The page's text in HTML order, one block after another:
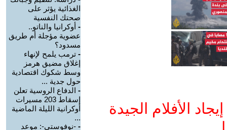
الأفلام الجيدة
الغذائية يؤثر على
صحتك النفسية
- أوكرانيا والناتو..
عضوية مؤجلة أم طريق
مسدود؟
- ترمب يلمح لإنهاء
إغلاق مضيق هرمز
وسط شكوك اقتصادية
حول جدية ...
- الدفاع الروسية تعلن
إسقاط 203 مسيرات
أوكرانية الليلة الماضية
...
- -نوفوستي-: موعد